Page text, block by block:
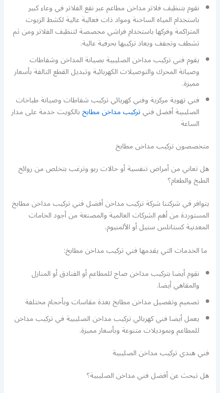
نقوم بتنظيف فلاتر مداخن مطاعم عبر نقع الفلاتر في وعاء كبير
باستخدام المياه الساخنة ومواد ذات فعالية عالية لكشط الزيوت
المتراكمة وفركها باستخدام فراشي مخصصة لتنظيف الفلاتر ومن ثم
تشطف وتجفف ويعاد تركيبها بحرفية عالية.
يقوم فني تركيب مداخن الصليبية بصيانة المداخن وشفاطات
وصيانة المحرك والتوصيلات الكهربائية وتبديل القطع التالفة بأسعار
مميزة.
فني تهوية مركزية وفني كهربائي تركيب شفاطات وصيانة طباخات
الصليبية أفضل فنيتركيب مداخن مطابخبالكويت خدمة على مدار
الساعة
متخصصون تركيب مداخن مطابخ
هل تعاني من أمراض تنفسية أو حالات ربو وترغب بتخلص من روائح
الطبخ والطعام؟
يتوافر في شركتنا شركة تركيب مداخن أفضل فني تركيب مداخن مطابخ
المستوردة من أهم الشركات العالمية والمصنعة من أجود الخامات
المعدنية كستانلس ستيل أو الألمنيوم.
ما الخدمات التي يقدمها فني تركيب مداخن مطابخ:
نقوم أيضا بتركيب مداخن صاج للمطاعم أو الفنادق أو المنازل
والمقاهي أيضا.
تصميم وتفصيل مداخن مطابخ بعدة مقاسات وبأحجام مختلفة
يعمل أيضا فني كهربائي تركيب مداخن الصليبية في تركيب مداخن
للمطاعم وبموديلات متنوعة وبأسعار مميزة.
فني هندي تركيب مداخن الصليبية
هل تبحث عن أفضل فني مداخن الصليبية؟